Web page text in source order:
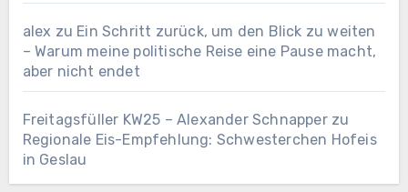
alex zu Ein Schritt zurück, um den Blick zu weiten
– Warum meine politische Reise eine Pause macht,
aber nicht endet
Freitagsfüller KW25 – Alexander Schnapperzu
Regionale Eis-Empfehlung: Schwesterchen Hofeis
in Geslau